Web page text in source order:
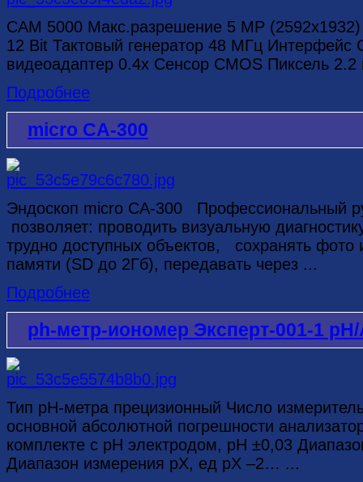
CAM 5000 Макс.разрешение 5 MP
12 Bit Тактовый генератор 48 МГц Интерфейс
видеоадаптер 0.4х Сенсор CMOS Пиксель
Подробнее
micro CA-300
Эндоскоп micro CA-300 Профессиональный
позволяет: проводить визуальную
трудно доступных объектов, сохранять фото
памяти (SD до 2Гб), передавать через ...
Подробнее
ph-метр-иономер Эксперт-001-1
Тип рН-метра прецизионный Число
основной абсолютной погрешности
комплекте с рН электродом, рН ±0,03
Диапазон измерения рХ, ед рХ –2… ...